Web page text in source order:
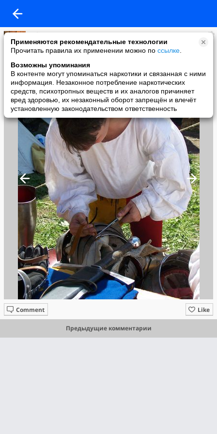
Применяются рекомендательные технологии
Прочитать правила их применении можно по ссылке
Возможны упоминания
В контенте могут упоминаться наркотики и связанная с ними
информация. Незаконное потребление наркотических
средств, психотропных веществ и их аналогов причиняет
вред здоровью, их незаконный оборот запрещён и влечёт
установленную законодательством ответственность
Yuliya
added a photo
24 May в 23:32
Like
Comment
Предыдущие комментарии